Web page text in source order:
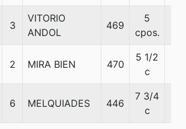
3
VITORIO
ANDOL
469
5
cpos.
2 MIRA BIEN 470
5 1/2
c
6 MELQUIADES 446
7 3/4
c